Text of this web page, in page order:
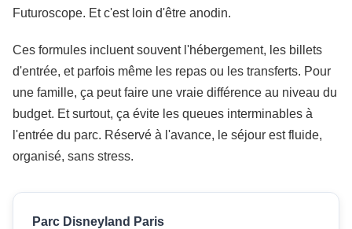
Futuroscope. Et c'est loin d'être anodin.
Ces formules incluent souvent l'hébergement, les billets
d'entrée, et parfois même les repas ou les transferts. Pour
une famille, ça peut faire une vraie différence au niveau du
budget. Et surtout, ça évite les queues interminables à
l'entrée du parc. Réservé à l'avance, le séjour est fluide,
organisé, sans stress.
Parc Disneyland Paris